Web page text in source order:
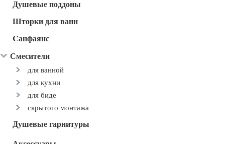
Душевые поддоны
Шторки для ванн
Cанфаянс
Смесители
для ванной
для кухни
для биде
скрытого монтажа
Душевые гарнитуры